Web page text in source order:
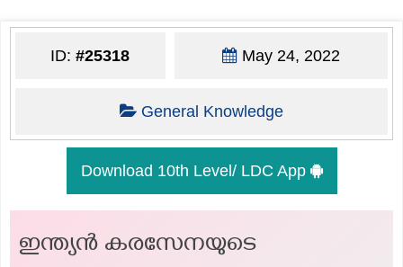
ID:#25318 May 24, 2022
General Knowledge
Download 10th Level/ LDC App
ഇന്ത്യൻ കരസേനയുടെ